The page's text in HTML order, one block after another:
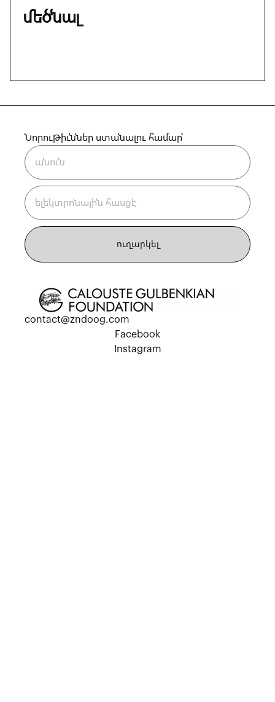
մեծնալ
Նորութիւններ ստանալու համար՝
ուղարկել
contact@zndoog.com
Facebook
Instagram